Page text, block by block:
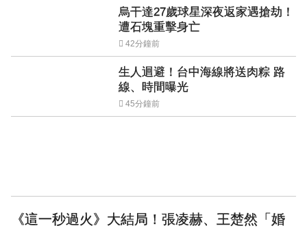
烏干達27歲球星深夜返家遇搶劫！
遭石塊重擊身亡
42分鐘前
生人迴避！台中海線將送肉粽 路
線、時間曝光
45分鐘前
《這一秒過火》大結局！張凌赫、王楚然「婚